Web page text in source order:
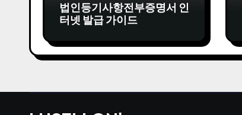
법인등기사항전부증명서 인
터넷 발급 가이드